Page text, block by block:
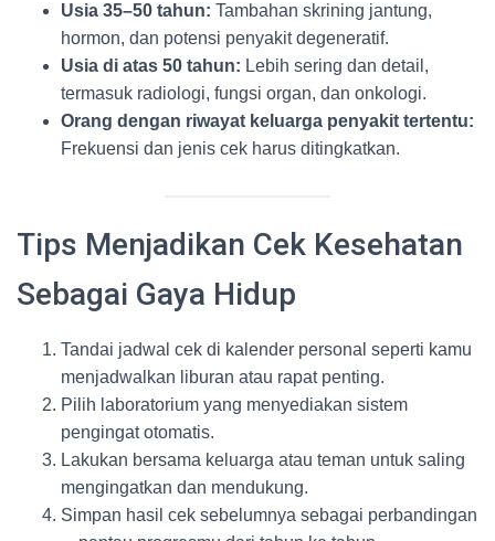
Usia 35–50 tahun: Tambahan skrining jantung,
hormon, dan potensi penyakit degeneratif.
Usia di atas 50 tahun: Lebih sering dan detail,
termasuk radiologi, fungsi organ, dan onkologi.
Orang dengan riwayat keluarga penyakit tertentu:
Frekuensi dan jenis cek harus ditingkatkan.
Tips Menjadikan Cek Kesehatan
Sebagai Gaya Hidup
Tandai jadwal cek di kalender personal seperti kamu
menjadwalkan liburan atau rapat penting.
Pilih laboratorium yang menyediakan sistem
pengingat otomatis.
Lakukan bersama keluarga atau teman untuk saling
mengingatkan dan mendukung.
Simpan hasil cek sebelumnya sebagai perbandingan